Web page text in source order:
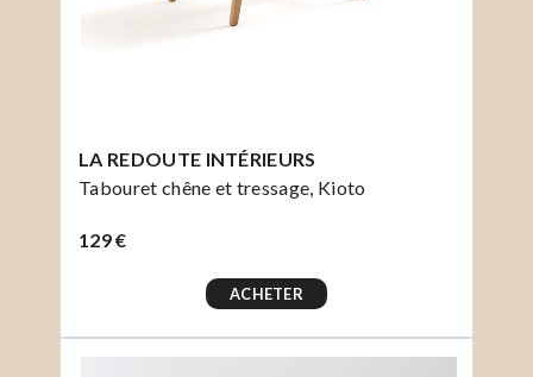
LA REDOUTE INTÉRIEURS
Tabouret chêne et tressage, Kioto
129 €
ACHETER